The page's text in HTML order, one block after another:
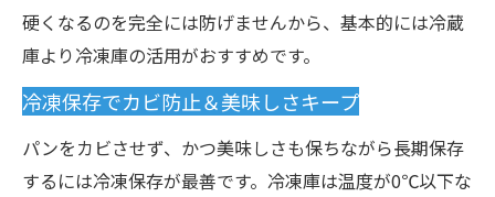
硬くなるのを完全には防げませんから、基本的には冷蔵
庫より冷凍庫の活用がおすすめです。
冷凍保存でカビ防止＆美味しさキープ
パンをカビさせず、かつ美味しさも保ちながら長期保存
するには冷凍保存が最善です。冷凍庫は温度が0℃以下な